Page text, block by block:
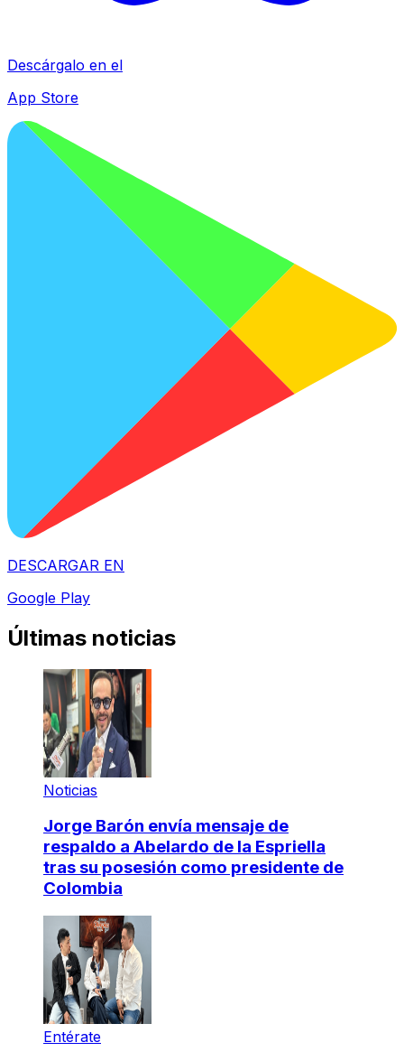
Descárgalo en el
App Store
DESCARGAR EN
Google Play
Últimas noticias
Noticias
Jorge Barón envía mensaje de
respaldo a Abelardo de la Espriella
tras su posesión como presidente de
Colombia
Entérate